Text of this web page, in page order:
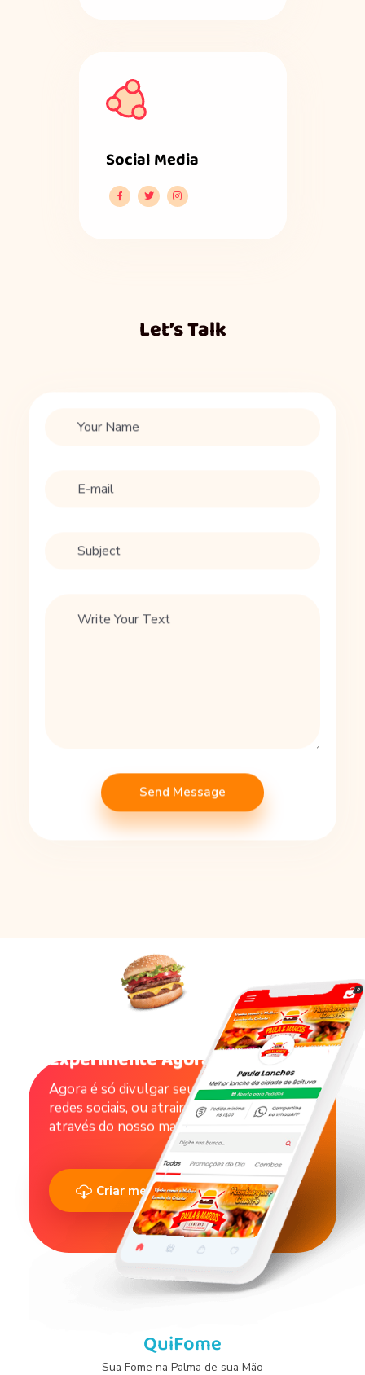
Social Media
Let’s Talk
Experimente Agora !
Agora é só divulgar seu catálogo nas suas
redes sociais, ou atrair novos clientes
através do nosso marketplace.
Criar meu Cardápio Agora
QuiFome
Sua Fome na Palma de sua Mão